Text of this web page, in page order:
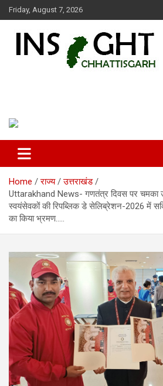
Skip
to
Friday, August 7, 2026
Home राज्य
उत्तराखंड
Uttarakhand News- गणतंत्र दिवस पर चमका
स्वयंसेवकों की रिपब्लिक डे सेलिब्रेशन-2026 में
का किया भ्रमण…..